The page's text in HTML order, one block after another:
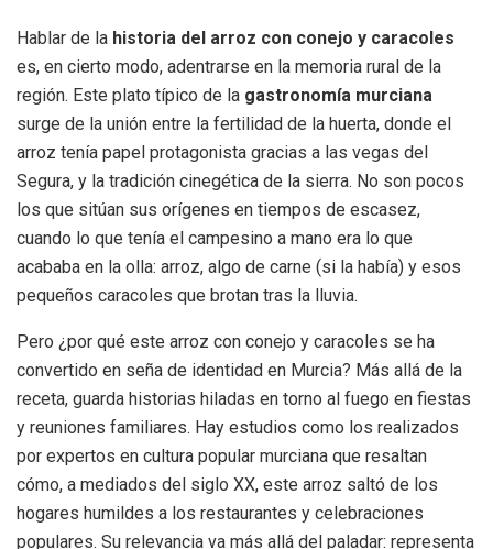
Hablar de la historia del arroz con conejo y caracoles
es, en cierto modo, adentrarse en la memoria rural de la
región. Este plato típico de la gastronomía murciana
surge de la unión entre la fertilidad de la huerta, donde el
arroz tenía papel protagonista gracias a las vegas del
Segura, y la tradición cinegética de la sierra. No son pocos
los que sitúan sus orígenes en tiempos de escasez,
cuando lo que tenía el campesino a mano era lo que
acababa en la olla: arroz, algo de carne (si la había) y esos
pequeños caracoles que brotan tras la lluvia.
Pero ¿por qué este arroz con conejo y caracoles se ha
convertido en seña de identidad en Murcia? Más allá de la
receta, guarda historias hiladas en torno al fuego en fiestas
y reuniones familiares. Hay estudios como los realizados
por expertos en cultura popular murciana que resaltan
cómo, a mediados del siglo XX, este arroz saltó de los
hogares humildes a los restaurantes y celebraciones
populares. Su relevancia va más allá del paladar: representa